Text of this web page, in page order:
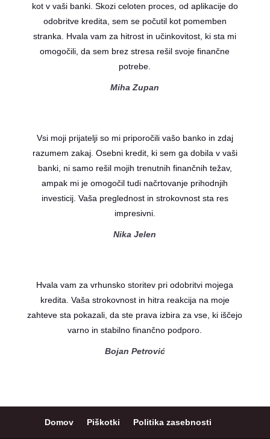
kot v vaši banki. Skozi celoten proces, od aplikacije do
odobritve kredita, sem se počutil kot pomemben
stranka. Hvala vam za hitrost in učinkovitost, ki sta mi
omogočili, da sem brez stresa rešil svoje finančne
potrebe.
Miha Zupan
Vsi moji prijatelji so mi priporočili vašo banko in zdaj
razumem zakaj. Osebni kredit, ki sem ga dobila v vaši
banki, ni samo rešil mojih trenutnih finančnih težav,
ampak mi je omogočil tudi načrtovanje prihodnjih
investicij. Vaša preglednost in strokovnost sta res
impresivni.
Nika Jelen
Hvala vam za vrhunsko storitev pri odobritvi mojega
kredita. Vaša strokovnost in hitra reakcija na moje
zahteve sta pokazali, da ste prava izbira za vse, ki iščejo
varno in stabilno finančno podporo.
Bojan Petrović
Domov Piškotki Politika zasebnosti